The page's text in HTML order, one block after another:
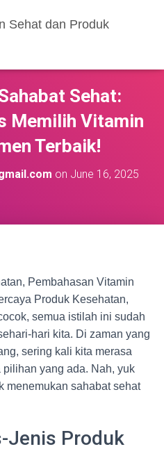
Sehat dan Produk
Sehat:
Memilih Vitamin
Terbaik!
on June 16, 2025
Pembahasan Vitamin
Produk Kesehatan,
semua istilah ini sudah
hari kita. Di zaman yang
sering kali kita merasa
yang ada. Nah, yuk
menemukan sahabat sehat
Jenis Produk